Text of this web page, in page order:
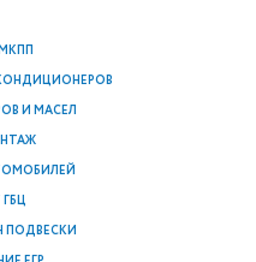
И МАСЕЛ
ПОДВЕСКИ